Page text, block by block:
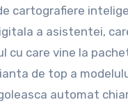
cartografiere
a asistentei,
cu care vine la
de top a
automat